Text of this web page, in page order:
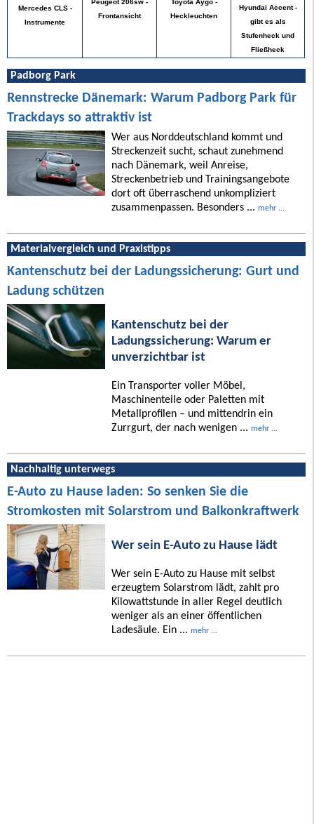
Mercedes CLS -
Instrumente
Peugeot 206sw -
Frontansicht
Toyota Aygo -
Heckleuchten
Hyundai Accent -
gibt es als
Stufenheck und
Fließheck
Padborg Park
Rennstrecke Dänemark: Warum Padborg Park für
Trackdays so attraktiv ist
Wer aus Norddeutschland kommt und
Streckenzeit sucht, schaut zunehmend
nach Dänemark, weil Anreise,
Streckenbetrieb und Trainingsangebote
dort oft überraschend unkompliziert
zusammenpassen. Besonders ... mehr ...
Materialvergleich und Praxistipps
Kantenschutz bei der Ladungssicherung: Gurt und
Ladung schützen
Kantenschutz bei der
Ladungssicherung: Warum er
unverzichtbar ist
Ein Transporter voller Möbel,
Maschinenteile oder Paletten mit
Metallprofilen – und mittendrin ein
Zurrgurt, der nach wenigen ... mehr ...
Nachhaltig unterwegs
E-Auto zu Hause laden: So senken Sie die
Stromkosten mit Solarstrom und Balkonkraftwerk
Wer sein E-Auto zu Hause lädt
Wer sein E-Auto zu Hause mit selbst
erzeugtem Solarstrom lädt, zahlt pro
Kilowattstunde in aller Regel deutlich
weniger als an einer öffentlichen
Ladesäule. Ein ... mehr ...